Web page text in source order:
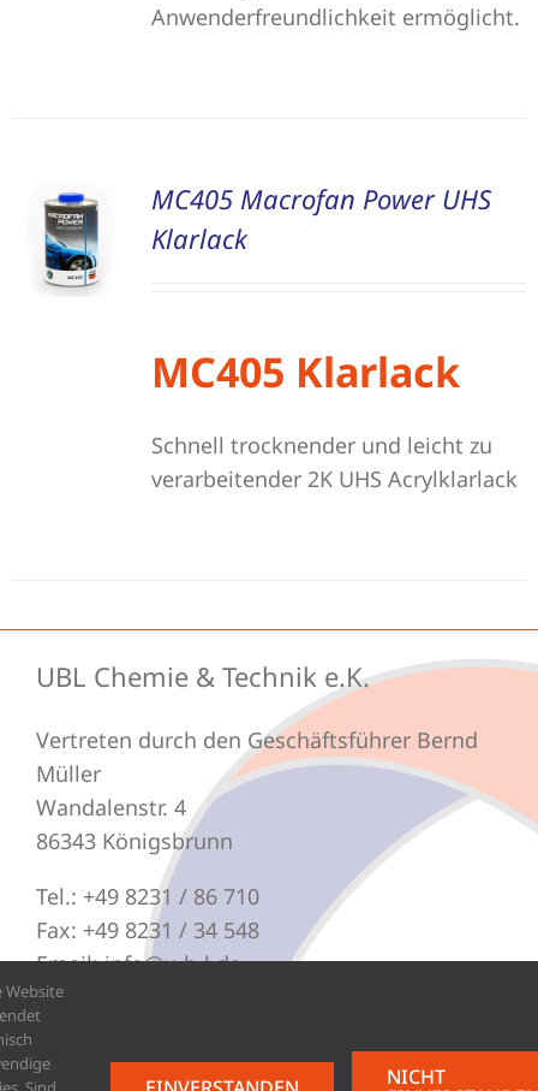
Anwenderfreundlichkeit ermöglicht.
MC405 Macrofan Power UHS
Klarlack
MC405 Klarlack
Schnell trocknender und leicht zu
verarbeitender 2K UHS Acrylklarlack
UBL Chemie & Technik e.K.
Vertreten durch den Geschäftsführer Bernd
Müller
Wandalenstr. 4
86343 Königsbrunn
Tel.: +49 8231 / 86 710
Fax: +49 8231 / 34 548
Email: info@u-b-l.de
Impressum
Website
NICHT